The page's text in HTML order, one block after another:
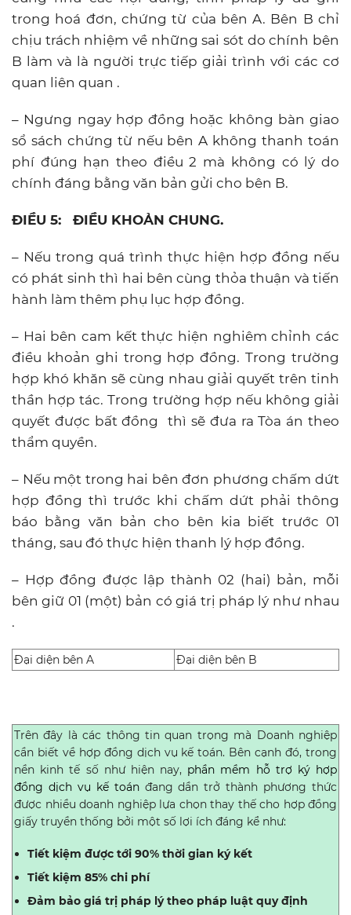
trong hoá đơn, chứng từ của bên A. Bên B chỉ
chịu trách nhiệm về những sai sót do chính bên
B làm và là người trực tiếp giải trình với các cơ
quan liên quan .
– Ngưng ngay hợp đồng hoặc không bàn giao
sổ sách chứng từ nếu bên A không thanh toán
phí đúng hạn theo điều 2 mà không có lý do
chính đáng bằng văn bản gửi cho bên B.
ĐIỀU 5: ĐIỀU KHOẢN CHUNG.
– Nếu trong quá trình thực hiện hợp đồng nếu
có phát sinh thì hai bên cùng thỏa thuận và tiến
hành làm thêm phụ lục hợp đồng.
– Hai bên cam kết thực hiện nghiêm chỉnh các
điều khoản ghi trong hợp đồng. Trong trường
hợp khó khăn sẽ cùng nhau giải quyết trên tinh
thần hợp tác. Trong trường hợp nếu không giải
quyết được bất đồng thì sẽ đưa ra Tòa án theo
thẩm quyền.
– Nếu một trong hai bên đơn phương chấm dứt
hợp đồng thì trước khi chấm dứt phải thông
báo bằng văn bản cho bên kia biết trước 01
tháng, sau đó thực hiện thanh lý hợp đồng.
– Hợp đồng được lập thành 02 (hai) bản, mỗi
bên giữ 01 (một) bản có giá trị pháp lý như nhau
.
Đại diện bên A Đại diện bên B
Trên đây là các thông tin quan trọng mà Doanh nghiệp
cần biết về hợp đồng dịch vụ kế toán. Bên cạnh đó, trong
nền kinh tế số như hiện nay, phần mềm hỗ trợ ký hợp
đồng dịch vụ kế toán đang dần trở thành phương thức
được nhiều doanh nghiệp lựa chọn thay thế cho hợp đồng
giấy truyền thống bởi một số lợi ích đáng kể như:
Tiết kiệm được tới 90% thời gian ký kết
Tiết kiệm 85% chi phí
Đảm bảo giá trị pháp lý theo pháp luật quy định